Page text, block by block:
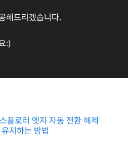
해드리겠습니다.
:)
플로러 엣지 자동 전환 해제
지하는 방법